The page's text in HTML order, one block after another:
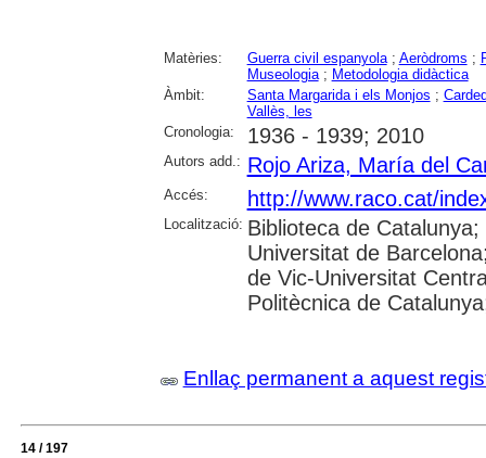
Matèries: Guerra civil espanyola; Aeròdroms ;
Museologia; Metodologia didàctica
Àmbit:
Santa Margarida i els Monjos ;
Vallès, les
Cronologia:
1936 - 1939; 2010
Autors add.: Rojo Ariza, María del
Accés: http://www.raco.cat/
Localització: Biblioteca de
Universitat de
de Vic-Universitat
Politècnica de
Enllaç permanent a aquest
14 / 197